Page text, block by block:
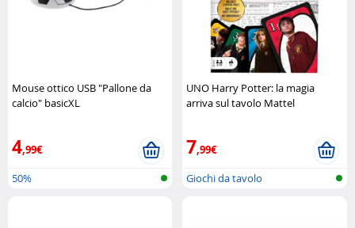
Mouse ottico USB "Pallone da
calcio" basicXL
4,99€
50%
UNO Harry Potter: la magia
arriva sul tavolo Mattel
7,99€
Giochi da tavolo